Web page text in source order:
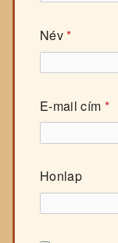
Név*
E-mail cím *
Honlap